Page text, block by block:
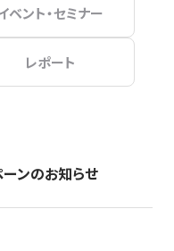
ベント・セミナー
レポート
ンのお知らせ